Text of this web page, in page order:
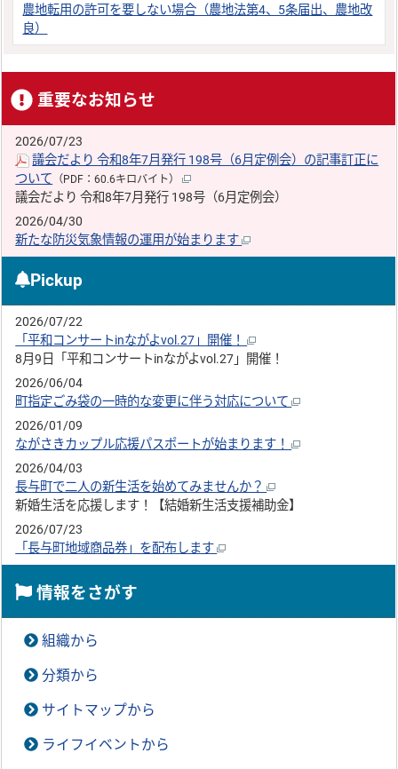
農地転用の許可を要しない場合（農地法第4、5条届出、農地改
良）
重要なお知らせ
2026/07/23
議会だより 令和8年7月発行 198号（6月定例会）の記事訂正に
ついて （PDF：60.6キロバイト）
議会だより 令和8年7月発行 198号（6月定例会）
2026/04/30
新たな防災気象情報の運用が始まります
Pickup
2026/07/22
「平和コンサートinながよvol.27」開催！
8月9日「平和コンサートinながよvol.27」開催！
2026/06/04
町指定ごみ袋の一時的な変更に伴う対応について
2026/01/09
ながさきカップル応援パスポートが始まります！
2026/04/03
長与町で二人の新生活を始めてみませんか？
新婚生活を応援します！【結婚新生活支援補助金】
2026/07/23
「長与町地域商品券」を配布します
情報をさがす
組織から
分類から
サイトマップから
ライフイベントから